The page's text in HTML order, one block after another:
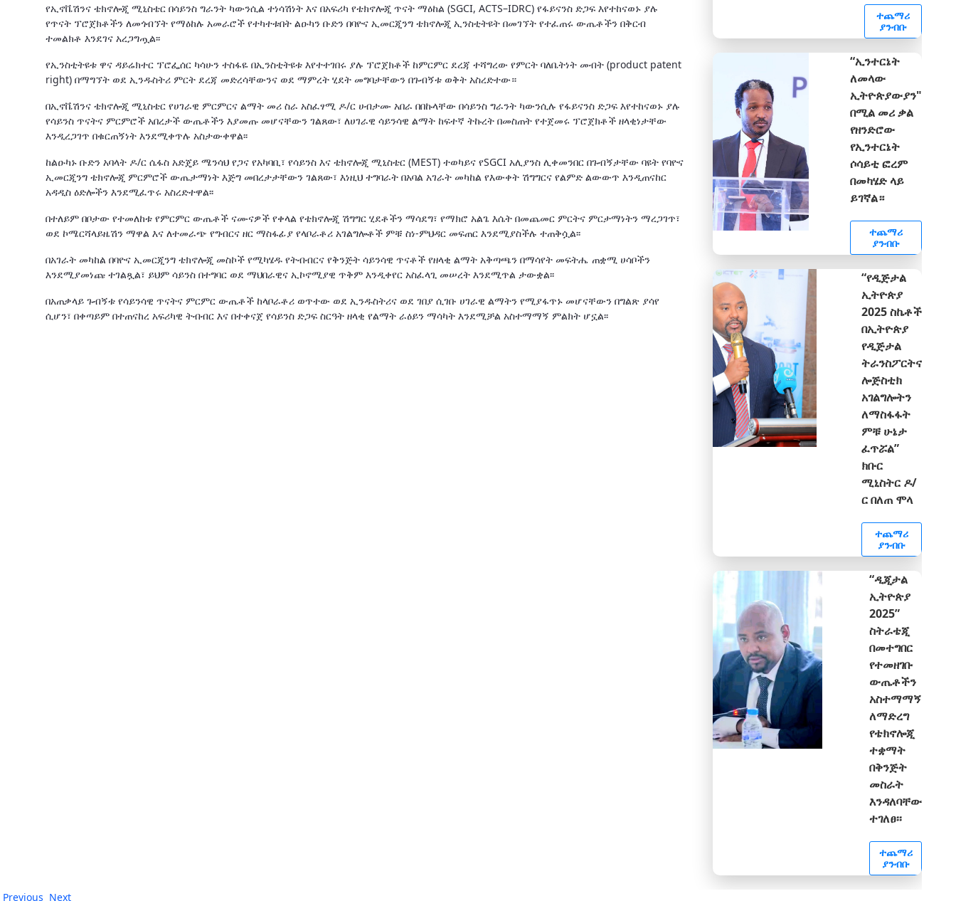
የኢኖቬሽንና ቴክኖሎጂ ሚኒስቴር በሳይንስ ግራንት ካውንሲል ተነሳሽነት እና በአፍሪካ የቴክኖሎጂ ጥናት ማዕከል (SGCI, ACTS–IDRC) የፋይናንስ ድጋፍ እየተከናወኑ ያሉ
የጥናት ፕሮጀክቶችን ለመጎብኘት የማዕከሉ አመራሮች የተካተቱበት ልዑካን ቡድን በባዮና ኢመርጂንግ ቴክኖሎጂ ኢንስቲትዩት በመገኘት የተፈጠሩ ውጤቶችን በቅርብ
ተመልክቶ እንደገና አረጋግጧል፡፡
የኢንስቲትዩቱ ዋና ዳይሬክተር ፕሮፌሰር ካሳሁን ተስፋዬ በኢንስቲትዩቱ እየተተገበሩ ያሉ ፕሮጀክቶች ከምርምር ደረጃ ተሻግረው የምርት ባለቤትነት መብት (product patent
right) በማግኘት ወደ ኢንዱስትሪ ምርት ደረጃ መድረሳቸውንና ወደ ማምረት ሂደት መግባታቸውን በጉብኝቱ ወቅት አስረድተው።
በኢኖቬሽንና ቴክኖሎጂ ሚኒስቴር የሀገራዊ ምርምርና ልማት መሪ ስራ አስፈፃሚ ዶ/ር ሀብታሙ አበራ በበኩላቸው በሳይንስ ግራንት ካውንሲሉ የፋይናንስ ድጋፍ እየተከናወኑ ያሉ
የሳይንስ ጥናትና ምርምሮች አበረታች ውጤቶችን እያመጡ መሆናቸውን ገልጸው፣ ለሀገራዊ ሳይንሳዊ ልማት ከፍተኛ ትኩረት በመስጠት የተጀመሩ ፕሮጀክቶች ዘላቂነታቸው
እንዲረጋገጥ በቁርጠኝነት እንደሚቀጥሉ አስታውቀዋል፡፡
ከልዑካኑ ቡድን አባላት ዶ/ር ሴፋስ አድጄይ ሜንሳህ የጋና የአካባቢ፣ የሳይንስ እና ቴክኖሎጂ ሚኒስቴር (MEST) ተወካይና የSGCI አሊያንስ ሊቀመንበር በጉብኝታቸው ባዩት የባዮና
ኢመርጂንግ ቴክኖሎጂ ምርምሮች ውጤታማነት እጅግ መበረታታቸውን ገልጸው፣ እነዚህ ተግባራት በአባል አገራት መካከል የእውቀት ሽግግርና የልምድ ልውውጥ እንዲጠናከር
አዳዲስ ዕድሎችን እንደሚፈጥሩ አስረድተዋል፡፡
በተለይም በቦታው የተመለከቱ የምርምር ውጤቶች ናሙናዎች የቀላል የቴክኖሎጂ ሽግግር ሂደቶችን ማሳደግ፣ የማክሮ አልጌ እሴት በመጨመር ምርትና ምርታማነትን ማረጋገጥ፣
ወደ ኮሜርሻላይዜሽን ማዋል እና ለተመራጭ የግብርና ዘር ማስፋፊያ የላቦራቶሪ አገልግሎቶች ምቹ ስነ-ምህዳር መፍጠር እንደሚያስችሉ ተጠቅሷል፡፡
በአገራት መካከል በባዮና ኢመርጂንግ ቴክኖሎጂ መስኮች የሚካሄዱ የትብብርና የቅንጅት ሳይንሳዊ ጥናቶች የዘላቂ ልማት አቅጣጫን በማሳየት መፍትሔ ጠቋሚ ሀሳቦችን
እንደሚያመነጩ ተገልጿል፣ ይህም ሳይንስ በተግባር ወደ ማህበራዊና ኢኮኖሚያዊ ጥቅም እንዲቀየር አስፈላጊ መሠረት እንደሚጥል ታውቋል፡፡
በአጠቃላይ ጉብኝቱ የሳይንሳዊ ጥናትና ምርምር ውጤቶች ከላቦራቶሪ ወጥተው ወደ ኢንዱስትሪና ወደ ገበያ ሲገቡ ሀገራዊ ልማትን የሚያፋጥኑ መሆናቸውን በግልጽ ያሳየ
ሲሆን፣ በቀጣይም በተጠናከረ አፍሪካዊ ትብብር እና በተቀናጀ የሳይንስ ድጋፍ ስርዓት ዘላቂ የልማት ራዕይን ማሳካት እንደሚቻል አስተማማኝ ምልክት ሆኗል፡፡
ተጨማሪ
ያንብቡ
“ኢንተርኔት
ለመላው
ኢትዮጵያውያን"
በሚል መሪ ቃል
የዘንድሮው
የኢንተርኔት
ሶሳይቲ ፎረም
በመካሄድ ላይ
ይገኛል።
ተጨማሪ
ያንብቡ
“የዲጅታል
ኢትዮጵያ
2025 ስኬቶች
በኢትዮጵያ
የዲጅታል
ትራንስፖርትና
ሎጅስቲክ
አገልግሎትን
ለማስፋፋት
ምቹ ሁኔታ
ፈጥሯል”
ክቡር
ሚኒስትር ዶ/
ር በለጠ ሞላ
ተጨማሪ
ያንብቡ
“ዲጂታል
ኢትዮጵያ
2025”
ስትራቴጂ
በመተግበር
የተመዘገቡ
ውጤቶችን
አስተማማኝ
ለማድረግ
የቴክኖሎጂ
ተቋማት
በቅንጅት
መስራት
እንዳለባቸው
ተገለፀ፡፡
ተጨማሪ
ያንብቡ
Previous Next